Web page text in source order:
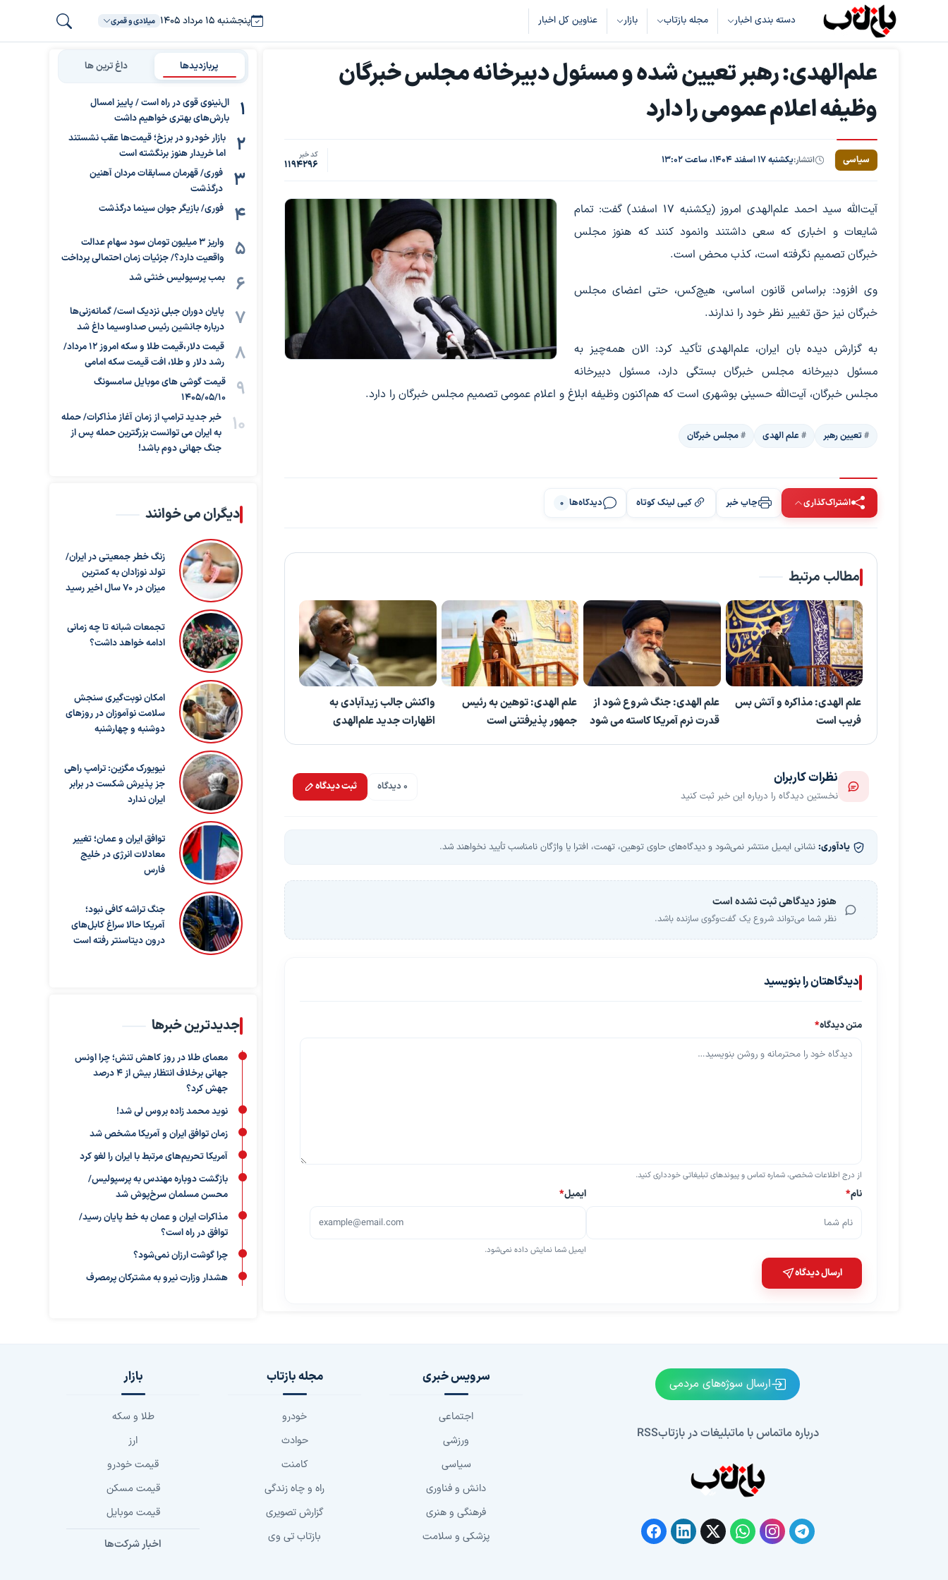
دسته بندی اخبار مجله بازتاب بازار عناوین کل اخبار پنجشنبه ۱۵ مرداد ۱۴۰۵ میلادی و قمری
علم‌الهدی: رهبر تعیین شده و مسئول دبیرخانه مجلس خبرگان
وظیفه اعلام عمومی را دارد
سیاسی انتشار:یکشنبه ۱۷ اسفند ۱۴۰۴، ساعت ۱۳:۰۲ کد خبر
1194296
آیت‌الله سید احمد علم‌الهدی امروز (یکشنبه ۱۷ اسفند) گفت: تمام
شایعات و اخباری که سعی داشتند وانمود کنند که هنوز مجلس
خبرگان تصمیم نگرفته است، کذب محض است.
وی افزود: براساس قانون اساسی، هیچ‌کس، حتی اعضای مجلس
خبرگان نیز حق تغییر نظر خود را ندارند.
به گزارش دیده بان ایران، علم‌الهدی تأکید کرد: الان همه‌چیز به
مسئول دبیرخانه مجلس خبرگان بستگی دارد، مسئول دبیرخانه
مجلس خبرگان، آیت‌الله حسینی بوشهری است که هم‌اکنون وظیفه ابلاغ و اعلام عمومی تصمیم مجلس خبرگان را دارد.
تعیین رهبر علم الهدی مجلس خبرگان
اشتراک‌گذاری چاپ خبر کپی لینک کوتاه دیدگاه‌ها 0
مطالب مرتبط
علم الهدی: مذاکره و آتش بس
فریب است
علم الهدی: جنگ شروع شود از
قدرت نرم آمریکا کاسته می شود
علم الهدی: توهین به رئیس
جمهور پذیرفتنی است
واکنش جالب زیدآبادی به
اظهارات جدید علم‌الهدی
نظرات کاربران
نخستین دیدگاه را درباره این خبر ثبت کنید
0 دیدگاه ثبت دیدگاه
یادآوری: نشانی ایمیل منتشر نمی‌شود و دیدگاه‌های حاوی توهین، تهمت، افترا یا واژگان نامناسب تأیید نخواهند شد.
هنوز دیدگاهی ثبت نشده است
نظر شما می‌تواند شروع یک گفت‌وگوی سازنده باشد.
دیدگاهتان را بنویسید
متن دیدگاه*
از درج اطلاعات شخصی، شماره تماس و پیوندهای تبلیغاتی خودداری کنید.
نام* ایمیل*
ایمیل شما نمایش داده نمی‌شود.
ارسال دیدگاه
پربازدیدها داغ ترین ها
ال‌نینوی قوی در راه است / پاییز امسال
بارش‌های بهتری خواهیم داشت
بازار خودرو در برزخ؛ قیمت‌ها عقب نشستند
اما خریدار هنوز برنگشته است
فوری/ قهرمان مسابقات مردان آهنین
درگذشت
فوری/ بازیگر جوان سینما درگذشت
واریز ۳ میلیون تومان سود سهام عدالت
واقعیت دارد؟/ جزئیات زمان احتمالی پرداخت
بمب پرسپولیس خنثی شد
پایان دوران جبلی نزدیک است/ گمانه‌زنی‌ها
درباره جانشین رئیس صداوسیما داغ شد
قیمت دلار،قیمت طلا و سکه امروز ۱۲ مرداد/
رشد دلار و طلا، افت قیمت سکه امامی
قیمت گوشی های موبایل سامسونگ
1405/05/10
خبر جدید ترامپ از زمان آغاز مذاکرات/ حمله
به ایران می توانست بزرگترین حمله پس از
جنگ جهانی دوم باشد!
دیگران می خوانند
زنگ خطر جمعیتی در ایران/
تولد نوزادان به کمترین
میزان در ۷۰ سال اخیر رسید
تجمعات شبانه تا چه زمانی
ادامه خواهد داشت؟
امکان نوبت‌گیری سنجش
سلامت نوآموزان در روزهای
دوشنبه و چهارشنبه
نیویورک مگزین: ترامپ راهی
جز پذیرش شکست در برابر
ایران ندارد
توافق ایران و عمان؛ تغییر
معادلات انرژی در خلیج
فارس
جنگ تراشه کافی نبود؛
آمریکا حالا سراغ کابل‌های
درون دیتاسنتر رفته است
جدیدترین خبرها
معمای طلا در روز کاهش تنش؛ چرا اونس
جهانی برخلاف انتظار بیش از ۴ درصد
جهش کرد؟
نوید محمد زاده بروس لی شد!
زمان توافق ایران و آمریکا مشخص شد
آمریکا تحریم‌های مرتبط با ایران را لغو کرد
بازگشت دوباره مهندس به پرسپولیس/
محسن مسلمان سرخ‌پوش شد
مذاکرات ایران و عمان به خط پایان رسید/
توافق در راه است؟
چرا گوشت ارزان نمی‌شود؟
هشدار وزارت نیرو به مشترکان پرمصرف
ارسال سوژه‌های مردمی
درباره ماتماس با ماتبلیغات در بازتابRSS
سرویس خبری
اجتماعی
ورزشی
سیاسی
دانش و فناوری
فرهنگی و هنری
پزشکی و سلامت
مجله بازتاب
خودرو
حوادث
کامنت
راه و چاه زندگی
گزارش تصویری
بازتاب تی وی
بازار
طلا و سکه
ارز
قیمت خودرو
قیمت مسکن
قیمت موبایل
اخبار شرکت‌ها